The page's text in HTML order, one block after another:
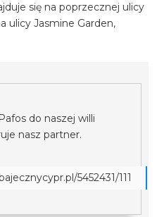
się na poprzecznej ulicy
ulicy Jasmine Garden,
do naszej willi
nasz partner.
5452431/111